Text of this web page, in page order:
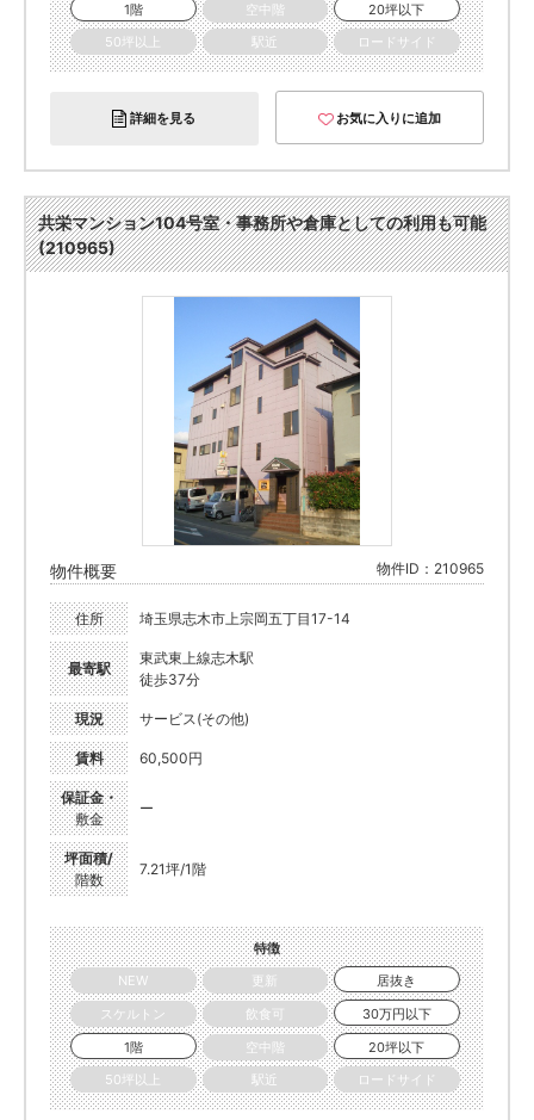
1階
空中階
20坪以下
50坪以上
駅近 ロードサイド
詳細を見る お気に入りに追加
共栄マンション104号室・事務所や倉庫としての利用も可能
(210965)
物件概要 物件ID：210965
住所 埼玉県志木市上宗岡五丁目17-14
最寄駅
東武東上線志木駅
徒歩37分
現況 サービス(その他)
賃料 60,500円
保証金・
敷金
ー
坪面積/
階数
7.21坪/1階
特徴
NEW
更新
居抜き
スケルトン
飲食可
30万円以下
1階
空中階
20坪以下
50坪以上
駅近 ロードサイド